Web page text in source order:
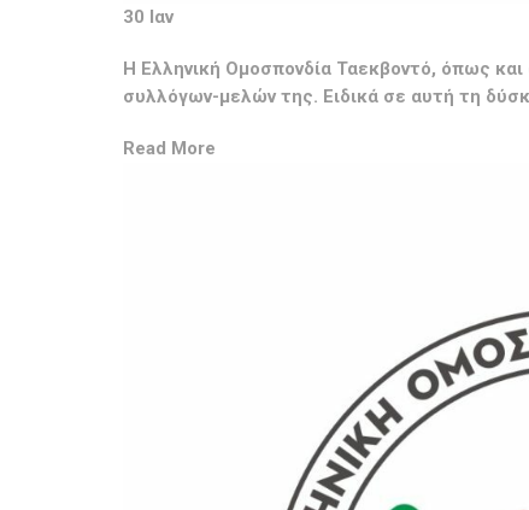
30 Ιαν
Η Ελληνική Ομοσπονδία Ταεκβοντό, όπως
συλλόγων-μελών της. Ειδικά σε αυτή τη
Read More